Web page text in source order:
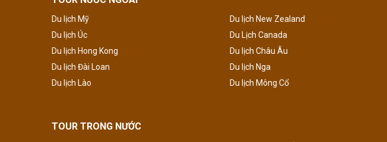
Du lịch Mỹ Du lịch New Zealand
Du lịch Úc
Du Lịch Canada
Du lịch Hong Kong
Du lịch Châu Âu
Du lịch Đài Loan
Du lịch Nga
Du lịch Lào
Du lịch Mông Cổ
TOUR TRONG NƯỚC